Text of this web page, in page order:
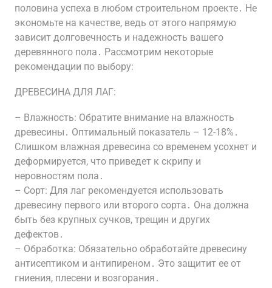
половина успеха в любом строительном проекте․ Не
экономьте на качестве, ведь от этого напрямую
зависит долговечность и надежность вашего
деревянного пола․ Рассмотрим некоторые
рекомендации по выбору:
ДРЕВЕСИНА ДЛЯ ЛАГ:
– Влажность: Обратите внимание на влажность
древесины․ Оптимальный показатель – 12-18%․
Слишком влажная древесина со временем усохнет и
деформируется, что приведет к скрипу и
неровностям пола․
– Сорт: Для лаг рекомендуется использовать
древесину первого или второго сорта․ Она должна
быть без крупных сучков, трещин и других
дефектов․
– Обработка: Обязательно обработайте древесину
антисептиком и антипиреном․ Это защитит ее от
гниения, плесени и возгорания․